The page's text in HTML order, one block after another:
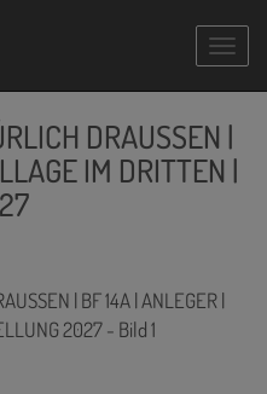
DRAUSSEN |
IM DRITTEN |